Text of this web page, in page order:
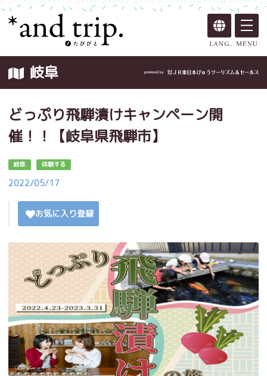
岐阜
どっぷり飛騨漬けキャンペーン開
催！！【岐阜県飛騨市】
岐阜 体験する
2022/05/17
お気に入り登録